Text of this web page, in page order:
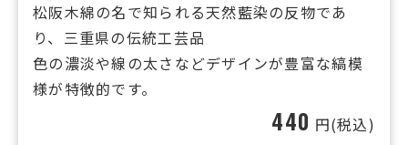
松阪木綿の名で知られる天然藍染の反物であ
り、三重県の伝統工芸品
色の濃淡や線の太さなどデザインが豊富な縞模
様が特徴的です。
440 円(税込)